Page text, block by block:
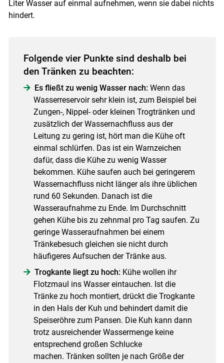
Liter Wasser auf einmal aufnehmen, wenn sie dabei nichts
hindert.
Folgende vier Punkte sind deshalb bei
den Tränken zu beachten:
Es fließt zu wenig Wasser nach: Wenn das
Wasserreservoir sehr klein ist, zum Beispiel bei
Zungen-, Nippel- oder kleinen Trogtränken und
zusätzlich der Wassernachfluss aus der
Leitung zu gering ist, hört man die Kühe oft
einmal schlürfen. Das ist ein Warnzeichen
dafür, dass die Kühe zu wenig Wasser
bekommen. Kühe saufen auch bei geringerem
Wassernachfluss nicht länger als ihre üblichen
rund 60 Sekunden. Danach ist die
Wasseraufnahme zu Ende. Im Durchschnitt
gehen Kühe bis zu zehnmal pro Tag saufen. Zu
geringe Wasseraufnahmen bei einem
Tränkebesuch gleichen sie nicht durch
häufigeres Aufsuchen der Tränke aus.
Trogkante liegt zu hoch: Kühe wollen ihr
Flotzmaul ins Wasser eintauchen. Ist die
Tränke zu hoch montiert, drückt die Trogkante
in den Hals der Kuh und behindert damit die
Speiseröhre zum Pansen. Die Kuh kann dann
trotz ausreichender Wassermenge keine
entsprechend großen Schlucke
machen. Tränken sollten je nach Größe der